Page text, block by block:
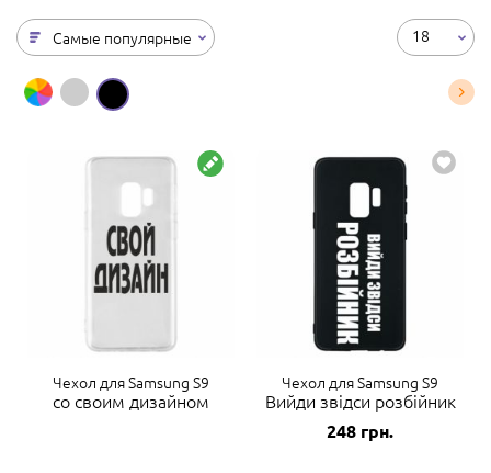
Самые популярные 18
Чехол для Samsung S9
со своим дизайном
Чехол для Samsung S9
Вийди звідси розбійник
248 грн.